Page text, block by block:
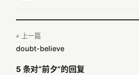
« 上一篇
doubt-believe
5 条对“前夕”的回复